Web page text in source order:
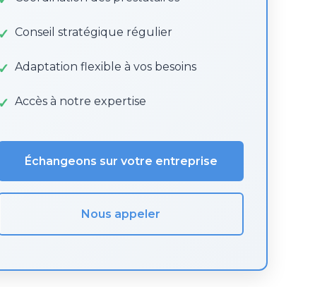
Conseil stratégique régulier
Adaptation flexible à vos besoins
Accès à notre expertise
Échangeons sur votre entreprise
Nous appeler